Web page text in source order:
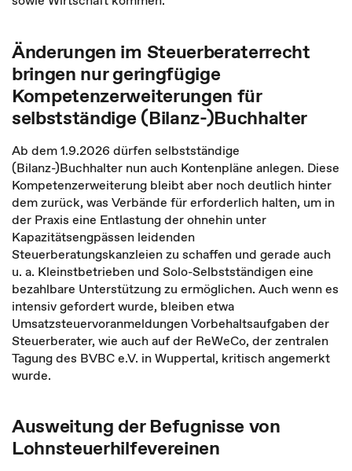
Änderungen im Steuerberaterrecht
bringen nur geringfügige
Kompetenzerweiterungen für
selbstständige (Bilanz-)Buchhalter
Ab dem 1.9.2026 dürfen selbstständige
(Bilanz-)Buchhalter nun auch Kontenpläne anlegen. Diese
Kompetenzerweiterung bleibt aber noch deutlich hinter
dem zurück, was Verbände für erforderlich halten, um in
der Praxis eine Entlastung der ohnehin unter
Kapazitätsengpässen leidenden
Steuerberatungskanzleien zu schaffen und gerade auch
u. a. Kleinstbetrieben und Solo-Selbstständigen eine
bezahlbare Unterstützung zu ermöglichen. Auch wenn es
intensiv gefordert wurde, bleiben etwa
Umsatzsteuervoranmeldungen Vorbehaltsaufgaben der
Steuerberater, wie auch auf der ReWeCo, der zentralen
Tagung des BVBC e.V. in Wuppertal, kritisch angemerkt
wurde.
Ausweitung der Befugnisse von
Lohnsteuerhilfevereinen